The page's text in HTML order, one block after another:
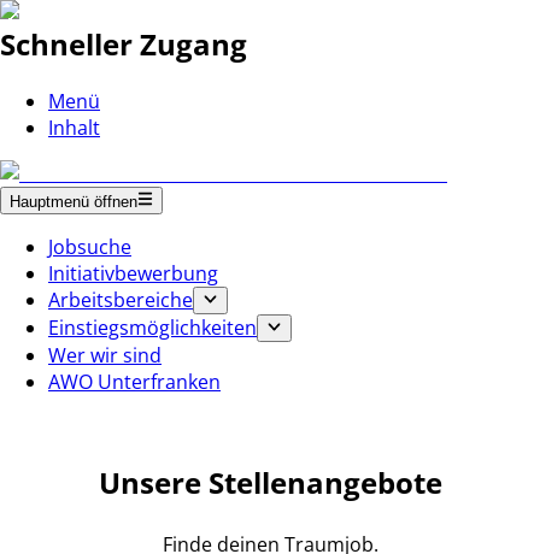
Schneller Zugang
Menü
Inhalt
Hauptmenü öffnen
Jobsuche
Initiativbewerbung
Arbeitsbereiche
Einstiegsmöglichkeiten
Wer wir sind
AWO Unterfranken
Unsere Stellenangebote
Finde deinen Traumjob.